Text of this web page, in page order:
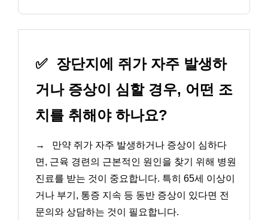
✅ 장단지에 쥐가 자주 발생하
거나 증상이 심할 경우, 어떤 조
치를 취해야 하나요?
→
만약 쥐가 자주 발생하거나 증상이 심하다
면, 근육 경련의 근본적인 원인을 찾기 위해 병원
진료를 받는 것이 중요합니다. 특히 65세 이상이
거나 부기, 통증 지속 등 동반 증상이 있다면 전
문의와 상담하는 것이 필요합니다.